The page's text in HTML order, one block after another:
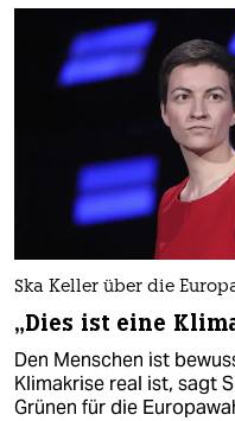
Ska Keller über die
„Dies ist eine
Den Menschen ist
Klimakrise real ist, sagt
Grünen für die